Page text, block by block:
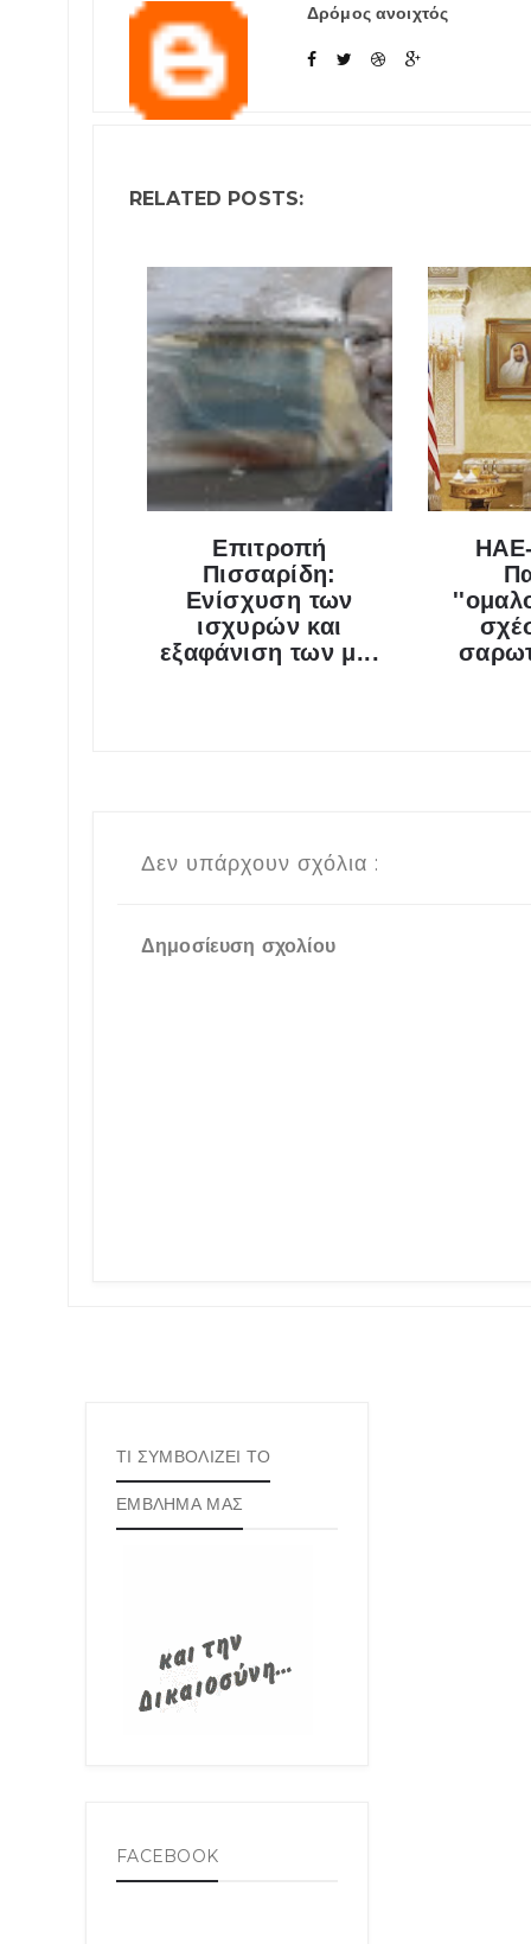
Δρόμος ανοιχτός
RELATED POSTS:
Επιτροπή
Πισσαρίδη:
Ενίσχυση των
ισχυρών και
εξαφάνιση των μ...
Δεν υπάρχουν σχόλια :
Δημοσίευση σχολίου
ΤΙ ΣΥΜΒΟΛΙΖΕΙ ΤΟ
ΕΜΒΛΗΜΑ ΜΑΣ
FACEBOOK